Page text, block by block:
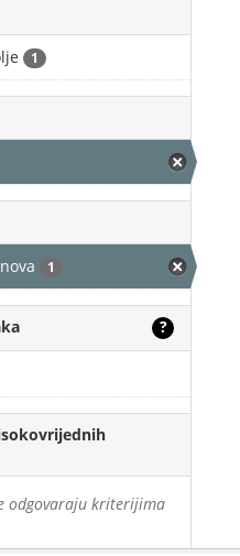
1
1
?
odgovaraju kriterijima